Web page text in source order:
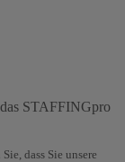
STAFFINGpro
dass Sie unsere